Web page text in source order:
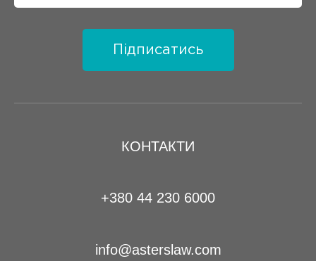
КОНТАКТИ
+380 44 230 6000
info@asterslaw.com
Підписатись